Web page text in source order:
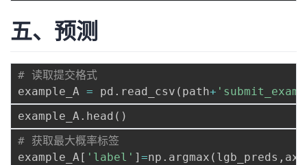
五、预测
# 读取提交格式
example_A = pd . read_csv ( path+
example_A. head ( )
# 获取最大概率标签
example_A [ 'label' ] =np . argmax ( lgb_preds ,